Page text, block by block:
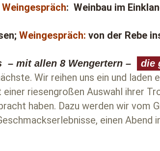
Weingespräch: Weinbau im
Weingespräch: von der Rebe
– mit allen 8 Wengertern – die
Wir reihen uns ein und
riesengroßen Auswahl ihrer
haben. Dazu werden wir vom
einen Abend